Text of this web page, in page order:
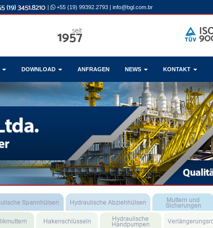
| +55 (19) 99392.2793 | info@bgl.com.br
DOWNLOAD ANFRAGEN NEWS KONTAKT